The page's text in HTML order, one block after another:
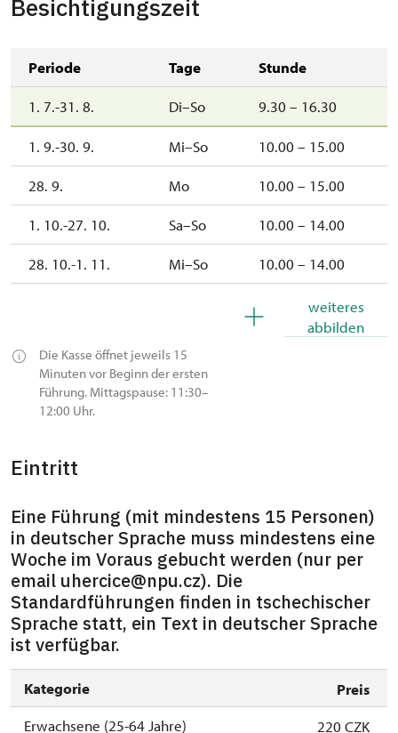
Besichtigungszeit
Periode Tage Stunde
1. 7.-31. 8. Di–So 9.30 – 16.30
1. 9.-30. 9. Mi–So 10.00 – 15.00
28. 9. Mo 10.00 – 15.00
1. 10.-27. 10. Sa–So 10.00 – 14.00
28. 10.-1. 11. Mi–So 10.00 – 14.00
geschlossenweiteres
abbilden
Die Kasse öffnet jeweils 15
Minuten vor Beginn der ersten
Führung. Mittagspause: 11:30–
12:00 Uhr.
Eintritt
Eine Führung (mit mindestens 15 Personen)
in deutscher Sprache muss mindestens eine
Woche im Voraus gebucht werden (nur per
email uhercice@npu.cz). Die
Standardführungen finden in tschechischer
Sprache statt, ein Text in deutscher Sprache
ist verfügbar.
Kategorie
Preis
Erwachsene (25-64 Jahre)
220 CZK